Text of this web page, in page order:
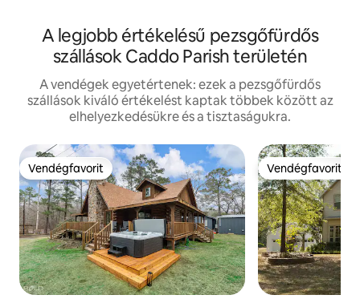
A legjobb értékelésű pezsgőfürdős
szállások Caddo Parish területén
A vendégek egyetértenek: ezek a pezsgőfürdős
szállások kiváló értékelést kaptak többek között az
elhelyezkedésükre és a tisztaságukra.
Vendégfavorit
Vendégfavorit Vendégfavorit
Vendégfavorit